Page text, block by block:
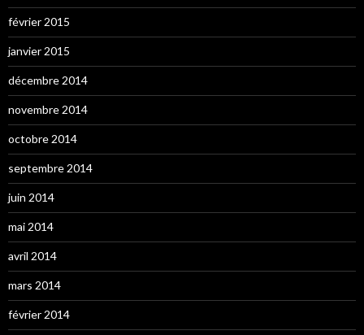
février 2015
janvier 2015
décembre 2014
novembre 2014
octobre 2014
septembre 2014
juin 2014
mai 2014
avril 2014
mars 2014
février 2014